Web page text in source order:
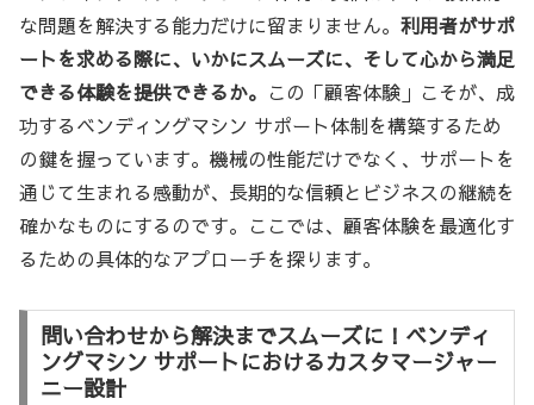
な問題を解決する能力だけに留まりません。 利用者がサポ
ートを求める際に、いかにスムーズに、そして心から満足
できる体験を提供できるか。 この「顧客体験」こそが、成
功するベンディングマシン サポート体制を構築するため
の鍵を握っています。機械の性能だけでなく、サポートを
通じて生まれる感動が、長期的な信頼とビジネスの継続を
確かなものにするのです。ここでは、顧客体験を最適化す
るための具体的なアプローチを探ります。
問い合わせから解決までスムーズに！ベンディ
ングマシン サポートにおけるカスタマージャー
ニー設計